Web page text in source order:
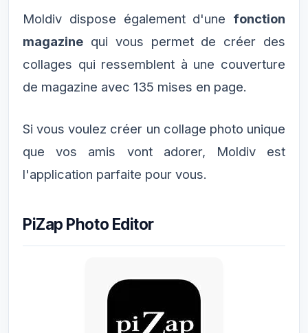
Moldiv dispose également d'une fonction
magazine qui vous permet de créer des
collages qui ressemblent à une couverture
de magazine avec 135 mises en page.
Si vous voulez créer un collage photo unique
que vos amis vont adorer, Moldiv est
l'application parfaite pour vous.
PiZap Photo Editor